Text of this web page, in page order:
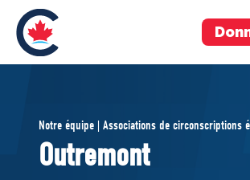
ÉQUIPE
Pierre Poilievre
Vos députés conservateurs
Notre équipe | Associations de circonscriptions
Outremont